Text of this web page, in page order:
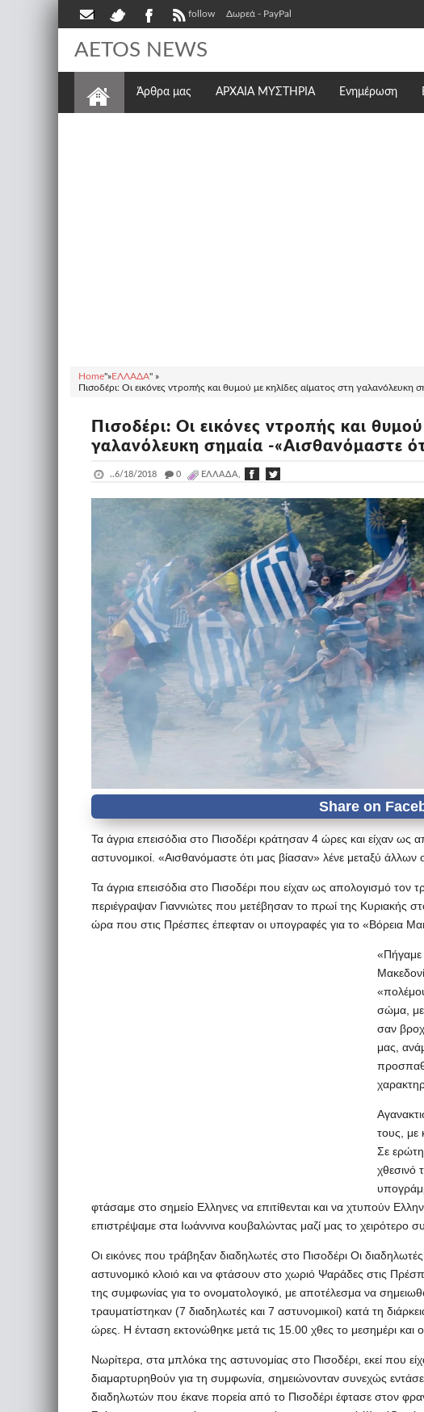
follow Δωρεά - PayPal
AETOS NEWS
Άρθρα μας ΑΡΧΑΙΑ ΜΥΣΤΗΡΙΑ Ενημέρωση
Home"»ΕΛΛΑΔΑ" »
Πισοδέρι: Οι εικόνες ντροπής και θυμού με κηλίδες αίματος στη
Πισοδέρι: Οι εικόνες ντροπής και
γαλανόλευκη σημαία -«Αισθανόμαστε
..6/18/2018 _ 0 ΕΛΛΑΔΑ,
Τα άγρια επεισόδια στο Πισοδέρι κράτησαν 4 ώρες και είχαν ως
αστυνομικοί. «Αισθανόμαστε ότι μας βίασαν» λένε μεταξύ άλλων
Τα άγρια επεισόδια στο Πισοδέρι που είχαν ως απολογισμό τον
περιέγραψαν Γιαννιώτες που μετέβησαν το πρωί της Κυριακής
ώρα που στις Πρέσπες έπεφταν οι υπογραφές για το «Βόρεια
«Πήγαμε
σώμα, με
σαν
μας,
τους, με
Σε
χθεσινό
φτάσαμε στο σημείο Ελληνες να επιτίθενται και να χτυπούν
επιστρέψαμε στα Ιωάννινα κουβαλώντας μαζί μας το χειρότερο
Οι εικόνες που τράβηξαν διαδηλωτές στο Πισοδέρι Οι
αστυνομικό κλοιό και να φτάσουν στο χωριό Ψαράδες στις
της συμφωνίας για το ονοματολογικό, με αποτέλεσμα να
τραυματίστηκαν (7 διαδηλωτές και 7 αστυνομικοί) κατά τη
ώρες. Η ένταση εκτονώθηκε μετά τις 15.00 χθες το μεσημέρι και
Νωρίτερα, στα μπλόκα της αστυνομίας στο Πισοδέρι, εκεί που
διαμαρτυρηθούν για τη συμφωνία, σημειώνονταν συνεχώς
διαδηλωτών που έκανε πορεία από το Πισοδέρι έφτασε στον